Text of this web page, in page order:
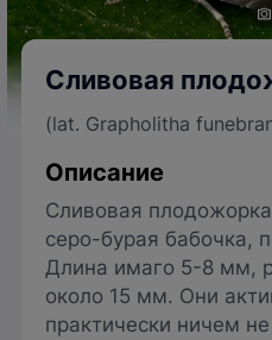
Сливовая
(lat. Grapholitha
Описание
Сливовая
серо-бурая бабочка,
Длина имаго 5-8 мм,
около 15 мм. Они
практически ничем